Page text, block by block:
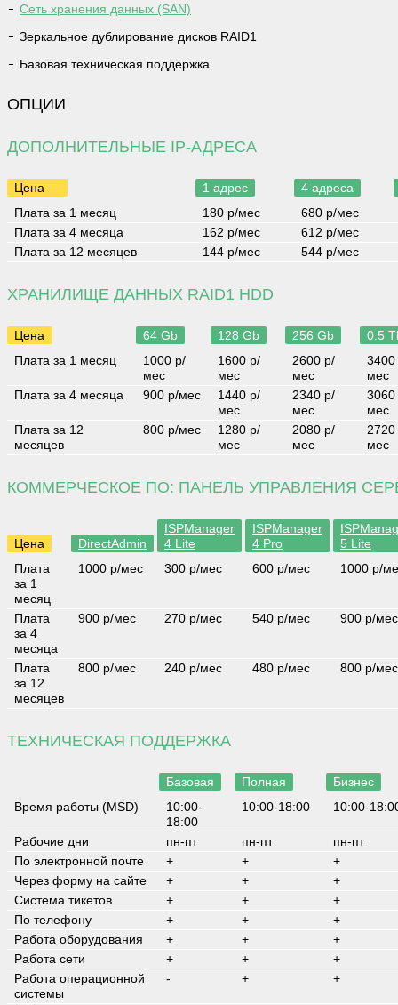
Сеть хранения данных (SAN)
Зеркальное дублирование дисков RAID1
Базовая техническая поддержка
ОПЦИИ
ДОПОЛНИТЕЛЬНЫЕ IP-АДРЕСА
Цена 1 адрес
4 адреса
Плата за 1 месяц
180 р/мес
680 р/мес
Плата за 4 месяца
162 р/мес
612 р/мес
Плата за 12 месяцев
144 р/мес 544 р/мес
ХРАНИЛИЩЕ ДАННЫХ RAID1 HDD
Цена 64 Gb 128 Gb 256 Gb
0.5
Плата за 1 месяц
1000 р/
мес
1600 р/
мес
2600 р/
мес
3400
мес
Плата за 4 месяца
900 р/мес
1440 р/
мес
2340 р/
мес
3060
мес
Плата за 12
месяцев
800 р/мес
1280 р/
мес
2080 р/
мес
2720
мес
КОММЕРЧЕСКОЕ ПО: ПАНЕЛЬ УПРАВЛЕНИЯ
Цена DirectAdmin
ISPManager
4 Lite
ISPManager
4 Pro
5 Lite
Плата
за 1
месяц
1000 р/мес 300 р/мес 600 р/мес 1000 р/
Плата
за 4
месяца
900 р/мес 270 р/мес 540 р/мес 900 р/мес
Плата
за 12
месяцев
800 р/мес 240 р/мес 480 р/мес 800 р/мес
ТЕХНИЧЕСКАЯ ПОДДЕРЖКА
Базовая Полная
Бизнес
Время работы (MSD)
10:00-
18:00
10:00-18:00 10:00-
Рабочие дни пн-пт пн-пт
пн-пт
По электронной почте
+ +
+
Через форму на сайте
+ +
+
Система тикетов
+ +
+
По телефону
+ +
+
Работа оборудования
+ +
+
Работа сети
+ +
+
Работа операционной
системы
- + +